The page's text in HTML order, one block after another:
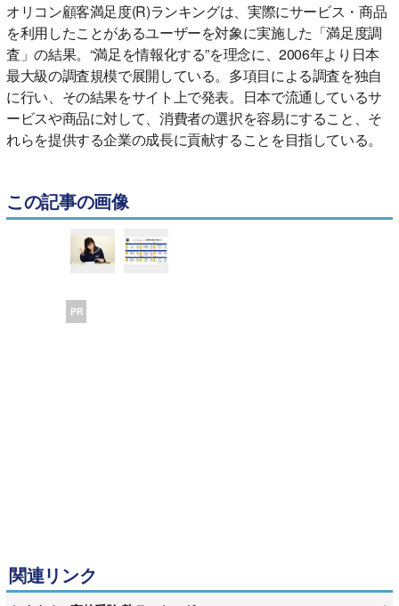
オリコン顧客満足度(R)ランキングは、実際にサービス・商品
を利用したことがあるユーザーを対象に実施した「満足度調
査」の結果。“満足を情報化する”を理念に、2006年より日本
最大級の調査規模で展開している。多項目による調査を独自
に行い、その結果をサイト上で発表。日本で流通しているサ
ービスや商品に対して、消費者の選択を容易にすること、そ
れらを提供する企業の成長に貢献することを目指している。
この記事の画像
PR
関連リンク